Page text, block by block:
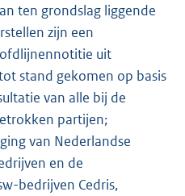
ten grondslag liggende
zijn een
uit
stand gekomen op basis
van alle bij de
partijen;
van Nederlandse
en de
bedrijven Cedris,